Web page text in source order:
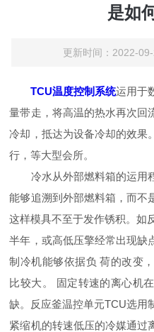
是如
更新时间：2022-
TCU温度控制系统运用于
量带走，将高温的热水再次回
冷却，抵达为设备冷却的效果
行，等大型会所。
冷水从外部燃料箱的运用
能够追溯到外部燃料箱，而不
这样模具不至于发作锈积。如
半年，或高低压擎经常出现缺
制冷机能够依据负 荷的改变
比较大。 固定转速的离心机
缺。反应釜温控单元TCU选用
紧缩机的转速低压的冷媒通过